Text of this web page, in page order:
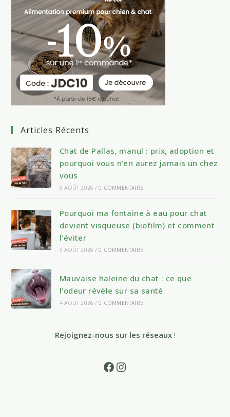
Articles Récents
Chat de Pallas, manul : prix, adoption et
pourquoi vous n’en aurez jamais un chez
vous
6 AOÛT 2026 / 0 COMMENTAIRE
Pourquoi ma fontaine à eau pour chat
devient visqueuse (biofilm) et comment
l’éviter
5 AOÛT 2026 / 0 COMMENTAIRE
Mauvaise haleine du chat : ce que
l’odeur révèle sur sa santé
4 AOÛT 2026 / 0 COMMENTAIRE
Rejoignez-nous sur les réseaux!
FacebookInstagram